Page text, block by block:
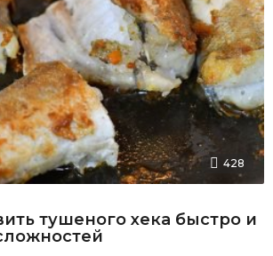
428
тушеного хека быстро и